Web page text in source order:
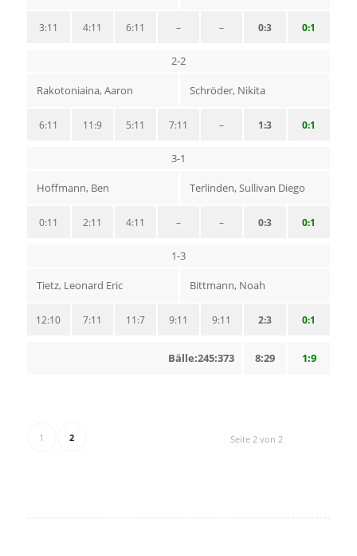
0:1
0:3
–
–
6:11
4:11
3:11
2-2
Rakotoniaina, Aaron Schröder, Nikita
0:1
1:3
–
7:11
5:11
11:9
6:11
3-1
Hoffmann, Ben Terlinden, Sullivan Diego
0:1
0:3
–
–
4:11
2:11
0:11
1-3
Tietz, Leonard Eric Bittmann, Noah
0:1
2:3
9:11
9:11
11:7
7:11
12:10
1:9
8:29
Bälle:245:373
Seite 2 von 2
1 2